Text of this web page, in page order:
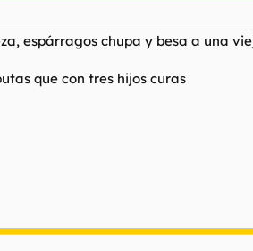
espárragos chupa y besa a una
que con tres hijos curas